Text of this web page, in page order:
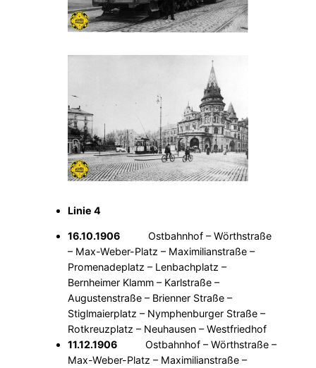
Linie 4
16.10.1906 Ostbahnhof – Wörthstraße
– Max-Weber-Platz – Maximilianstraße –
Promenadeplatz – Lenbachplatz –
Bernheimer Klamm – Karlstraße –
Augustenstraße – Brienner Straße –
Stiglmaierplatz – Nymphenburger Straße –
Rotkreuzplatz – Neuhausen – Westfriedhof
11.12.1906 Ostbahnhof – Wörthstraße –
Max-Weber-Platz – Maximilianstraße –